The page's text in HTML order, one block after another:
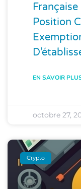
Position
EN SAVOIR
octobre 27,
Crypto